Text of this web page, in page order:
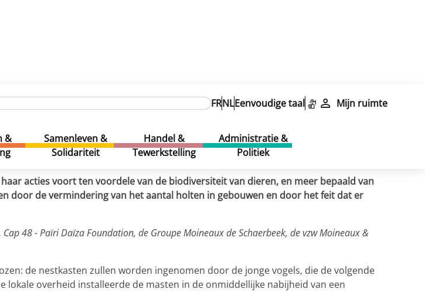
FRNLEenvoudige taal Mijn ruimte
&
Samenleven &
Solidariteit
Handel &
Tewerkstelling
Administratie &
Politiek
lente
lente
acties voort ten voordele van de biodiversiteit van dieren, en meer bepaald van
door de vermindering van het aantal holten in gebouwen en door het feit dat er
48 - Païri Daïza Foundation, de Groupe Moineaux de Schaerbeek, de vzw Moineaux &
de nestkasten zullen worden ingenomen door de jonge vogels, die de volgende
overheid installeerde de masten in de onmiddellijke nabijheid van een